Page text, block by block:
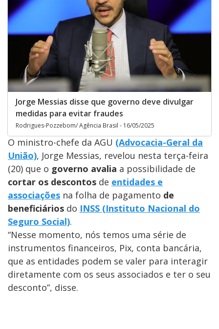
Jorge Messias disse que governo deve divulgar
medidas para evitar fraudes
Rodrigues-Pozzebom/ Agência Brasil - 16/05/2025
O ministro-chefe da AGU (Advocacia-Geral da
União), Jorge Messias, revelou nesta terça-feira
(20) que o governo avalia a possibilidade de
cortar os descontos de entidades e
associações na folha de pagamento de
beneficiários do INSS (Instituto Nacional do
Seguro Social).
“Nesse momento, nós temos uma série de
instrumentos financeiros, Pix, conta bancária,
que as entidades podem se valer para interagir
diretamente com os seus associados e ter o seu
desconto”, disse.